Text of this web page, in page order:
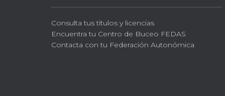
Consulta tus títulos y licencias
Encuentra tu Centro de Buceo FEDAS
Contacta con tu Federación Autonómica